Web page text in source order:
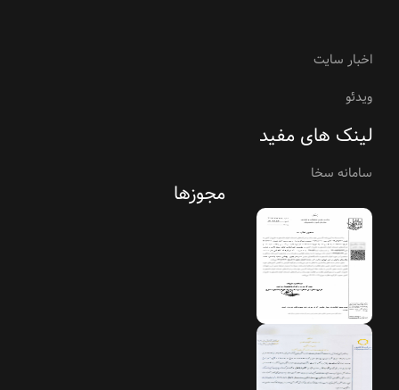
اخبار سایت
ویدئو
لینک های مفید
سامانه سخا
مجوزها